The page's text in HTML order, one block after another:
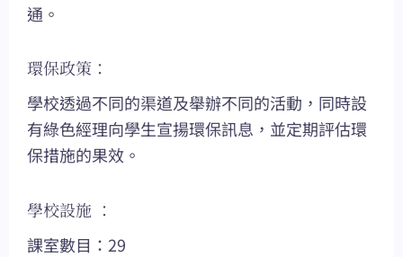
通。
環保政策：
學校透過不同的渠道及舉辦不同的活動，同時設
有綠色經理向學生宣揚環保訊息，並定期評估環
保措施的果效。
學校設施 ：
課室數目：29